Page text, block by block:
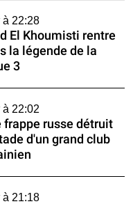
à 22:28
El Khoumisti rentre
la légende de la
3
à 22:02
frappe russe détruit
d'un grand club
à 21:18